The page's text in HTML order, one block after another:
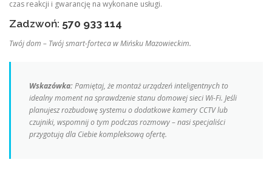
czas reakcji i gwarancję na wykonane usługi.
Zadzwoń: 570 933 114
Twój dom – Twój smart-forteca w Mińsku Mazowieckim.
Wskazówka:Pamiętaj, że montaż urządzeń inteligentnych to
idealny moment na sprawdzenie stanu domowej sieci Wi-Fi. Jeśli
planujesz rozbudowę systemu o dodatkowe kamery CCTV lub
czujniki, wspomnij o tym podczas rozmowy – nasi specjaliści
przygotują dla Ciebie kompleksową ofertę.